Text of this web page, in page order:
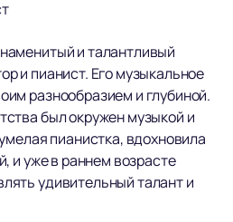
и талантливый
и пианист. Его музыкальное
разнообразием и глубиной.
был окружен музыкой и
пианистка, вдохновила
и уже в раннем возрасте
удивительный талант и